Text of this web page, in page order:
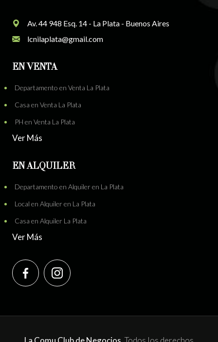
Av. 44 948 Esq. 14 - La Plata - Buenos Aires
lcnilaplata@gmail.com
EN VENTA
Departamento en Venta La Plata
Casa en Venta La Plata
PH en Venta La Plata
Ver Más
EN ALQUILER
Departamento en Alquiler en La Plata
Local en Alquiler en La Plata
Casa en Alquiler La Plata
Ver Más